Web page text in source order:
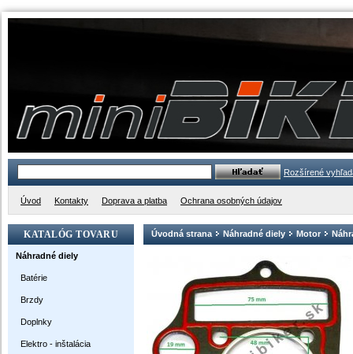
Rozšírené
Úvod Kontakty Doprava a platba Ochrana osobných údajov
KATALÓG TOVARU
Náhradné diely
Batérie
Brzdy
Doplnky
Elektro - inštalácia
Úvodná strana Náhradné diely Motor